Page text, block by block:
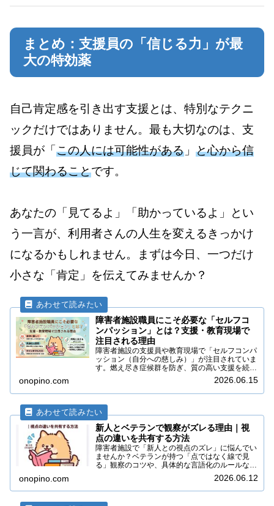
まとめ：支援員の「信じる力」が最
大の特効薬
自己肯定感を引き出す支援とは、特別なテクニ
ックだけではありません。最も大切なのは、支
援員が「 この人には可能性がある 」 と心から信
じて関わることです。
あなたの「見てるよ」「助かっているよ」とい
う一言が、利用者さんの人生を変えるきっかけ
になるかもしれません。まずは今日、一つだけ
小さな「肯定」を伝えてみませんか？
障害者施設職員にこそ必要な「セルフコ
ンパッション」とは？支援・教育現場で
注目される理由
障害者施設の支援員や教育現場で「セルフコンパ
ッション（自分への慈しみ）」が注目されていま
す。燃え尽き症候群を防ぎ、質の高い支援を続け
るために不可欠なこの概念。なぜ今必要なのか、
その理由と具体的なメリットを分かりやすく解説
します。
onopino.com 2026.06.15
新人とベテランで観察がズレる理由｜視
点の違いを共有する方法
障害者施設で「新人との視点のズレ」に悩んでい
ませんか？ベテランが持つ「点ではなく線で見
る」観察のコツや、具体的な言語化のルールな
ど、現場の支援力を底上げする共有方法を解説。
チームの連携をスムーズにし、事故防止とケアの
質向上を実現しましょう。
onopino.com 2026.06.12